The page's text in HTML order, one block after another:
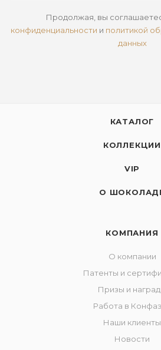
Продолжая, вы
конфиденциальности и политикой
данных
КАТАЛОГ
КОЛЛЕКЦИИ
VIP
О
КОМПАНИЯ
О компании
Патенты и
Призы и
Работа в
Наши клиенты
Новости